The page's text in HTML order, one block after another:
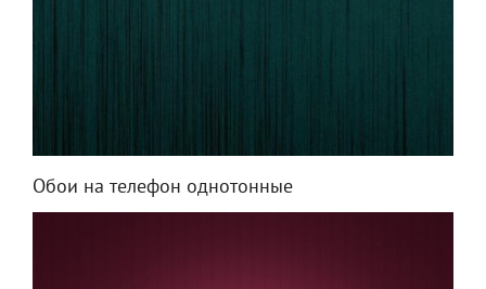
Обои на телефон однотонные